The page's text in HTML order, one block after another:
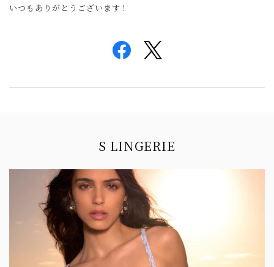
いつもありがとうございます！
S LINGERIE